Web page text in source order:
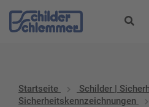
Startseite
Schilder |
Sicherheitskennzeichnungen